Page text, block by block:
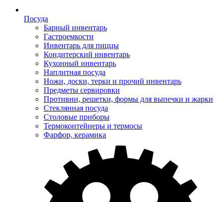
Посуда
Барный инвентарь
Гастроемкости
Инвентарь для пиццы
Кондитерский инвентарь
Кухонный инвентарь
Наплитная посуда
Ножи, доски, терки и прочий инвентарь
Предметы сервировки
Противни, решетки, формы для выпечки и жарки
Стеклянная посуда
Столовые приборы
Термоконтейнеры и термосы
Фарфор, керамика